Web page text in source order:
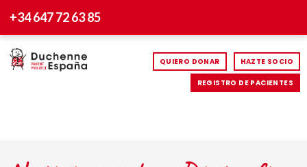
+34 647 72 63 85
QUIERO DONAR HAZTE SOCIO
REGISTRO DE PACIENTES